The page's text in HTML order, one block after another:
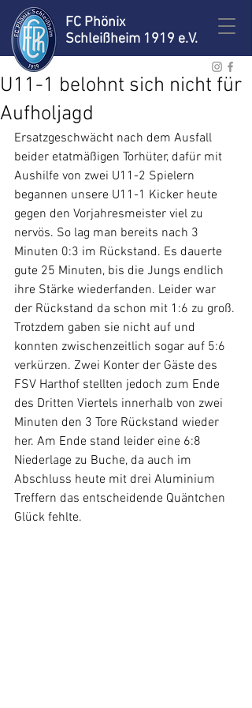
FC Phönix
Schleißheim 1919 e.V.
U11-1 belohnt sich nicht für
Aufholjagd
Ersatzgeschwächt nach dem Ausfall
beider etatmäßigen Torhüter, dafür mit
Aushilfe von zwei U11-2 Spielern
begannen unsere U11-1 Kicker heute
gegen den Vorjahresmeister viel zu
nervös. So lag man bereits nach 3
Minuten 0:3 im Rückstand. Es dauerte
gute 25 Minuten, bis die Jungs endlich
ihre Stärke wiederfanden. Leider war
der Rückstand da schon mit 1:6 zu groß.
Trotzdem gaben sie nicht auf und
konnten zwischenzeitlich sogar auf 5:6
verkürzen. Zwei Konter der Gäste des
FSV Harthof stellten jedoch zum Ende
des Dritten Viertels innerhalb von zwei
Minuten den 3 Tore Rückstand wieder
her. Am Ende stand leider eine 6:8
Niederlage zu Buche, da auch im
Abschluss heute mit drei Aluminium
Treffern das entscheidende Quäntchen
Glück fehlte.